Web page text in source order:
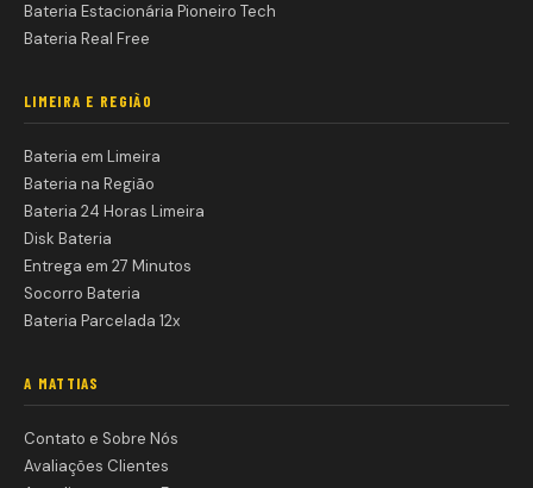
Bateria Estacionária Pioneiro Tech
Bateria Real Free
LIMEIRA E REGIÃO
Bateria em Limeira
Bateria na Região
Bateria 24 Horas Limeira
Disk Bateria
Entrega em 27 Minutos
Socorro Bateria
Bateria Parcelada 12x
A MATTIAS
Contato e Sobre Nós
Avaliações Clientes